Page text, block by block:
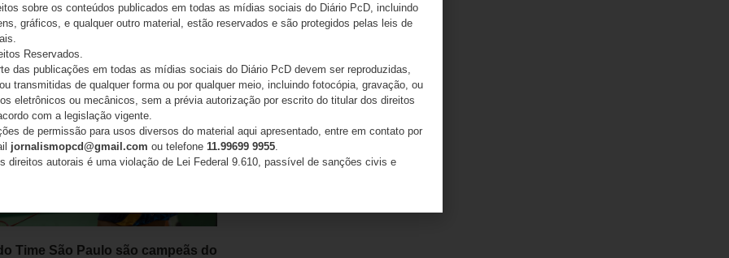
Time São Paulo são campeãs do
sobre os conteúdos publicados em todas as mídias sociais do Diário PcD, incluindo
gráficos, e qualquer outro material, estão reservados e são protegidos pelas leis de
Reservados.
das publicações em todas as mídias sociais do Diário PcD devem ser reproduzidas,
transmitidas de qualquer forma ou por qualquer meio, incluindo fotocópia, gravação, ou
eletrônicos ou mecânicos, sem a prévia autorização por escrito do titular dos direitos
com a legislação vigente.
de permissão para usos diversos do material aqui apresentado, entre em contato por
jornalismopcd@gmail.com ou telefone 11.99699 9955
direitos autorais é uma violação de Lei Federal 9.610, passível de sanções civis e